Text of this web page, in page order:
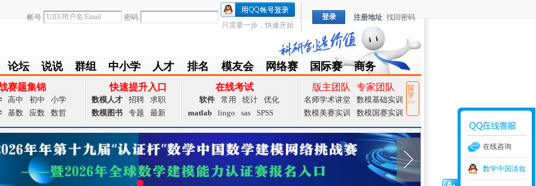
帐号
密码
只需要一步，快速开始
登录 注册地址 找回密码
论坛
BBS
说说
Follow
群组
group
中小学
zxx
人才
achieve
排名
Ranklist
模友会
Club
网络赛
TZMCM
国际赛
CAMCM
商务
Special
赛题集锦
高中 初中
小学
基数 应数 数哲
快速提升入口
数模人才 招聘
求职
数模图书
专题 最新
在线考试
软件 常用 统计
优化
matlab
lingo sas SPSS
版主团队 专家团队
名师学术讲堂
数模基础实训
数模美赛实训
数模国赛实训
留
学
>>
在线咨询
数学中国淡妆